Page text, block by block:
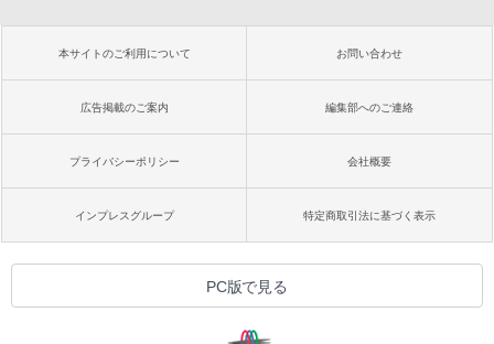
本サイトのご利用について お問い合わせ
広告掲載のご案内 編集部へのご連絡
プライバシーポリシー 会社概要
インプレスグループ 特定商取引法に基づく表示
PC版で見る